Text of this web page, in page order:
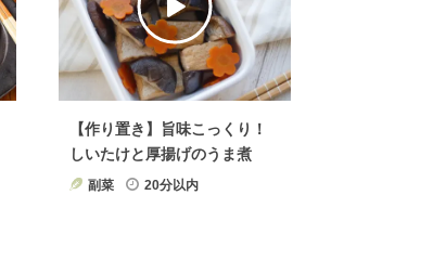
【作り置き】旨味こっくり！
しいたけと厚揚げのうま煮
副菜 20分以内